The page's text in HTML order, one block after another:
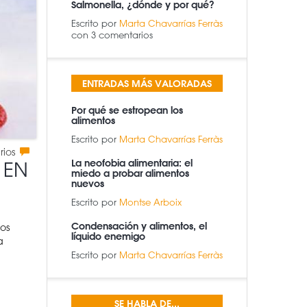
Salmonella, ¿dónde y por qué?
Escrito por Marta Chavarrías Ferràs
con 3 comentarios
ENTRADAS MÁS VALORADAS
Por qué se estropean los
alimentos
Escrito por Marta Chavarrías Ferràs
La neofobia alimentaria: el
miedo a probar alimentos
nuevos
Escrito por Montse Arboix
Condensación y alimentos, el
líquido enemigo
Escrito por Marta Chavarrías Ferràs
SE HABLA DE...